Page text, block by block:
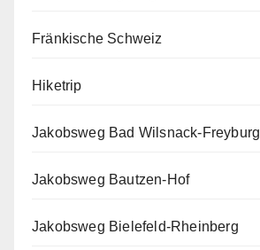
Fränkische Schweiz
Hiketrip
Jakobsweg Bad Wilsnack-Freyburg
Jakobsweg Bautzen-Hof
Jakobsweg Bielefeld-Rheinberg